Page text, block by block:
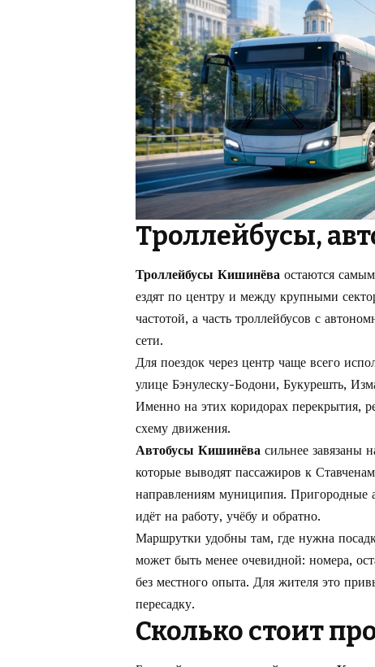
Троллейбусы,
Троллейбусы Кишинёва остаются
ездят по центру и между крупными
частотой, а часть троллейбусов с
сети.
Для поездок через центр чаще всего
улице Бэнулеску-Бодони, Букурешть,
Именно на этих коридорах перекрытия,
схему движения.
Автобусы Кишинёва сильнее завязаны
которые выводят пассажиров к
направлениям муниципия. Пригородные
идёт на работу, учёбу и обратно.
Маршрутки удобны там, где нужна
может быть менее очевидной: номера,
без местного опыта. Для жителя это
пересадку.
Сколько стоит